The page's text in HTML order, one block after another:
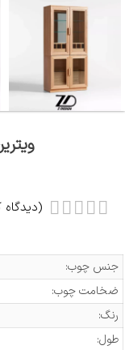
(دیدگاه
جنس چوب:
ضخامت چوب:
رنگ:
طول: